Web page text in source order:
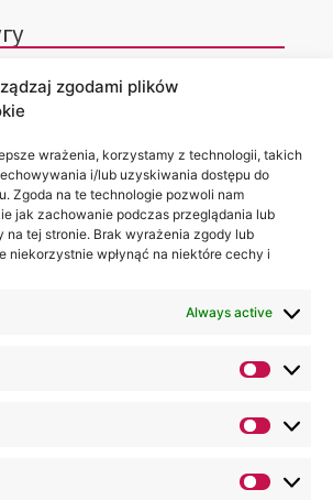
zgodami plików
wrażenia, korzystamy z technologii, takich
i/lub uzyskiwania dostępu do
Zgoda na te technologie pozwoli nam
jak zachowanie podczas przeglądania lub
na tej stronie. Brak wyrażenia zgody lub
niekorzystnie wpłynąć na niektóre cechy i
Always active
Місцезнаходження
Академії
WSEI
вул.
Ви можете
знайти нас
за: